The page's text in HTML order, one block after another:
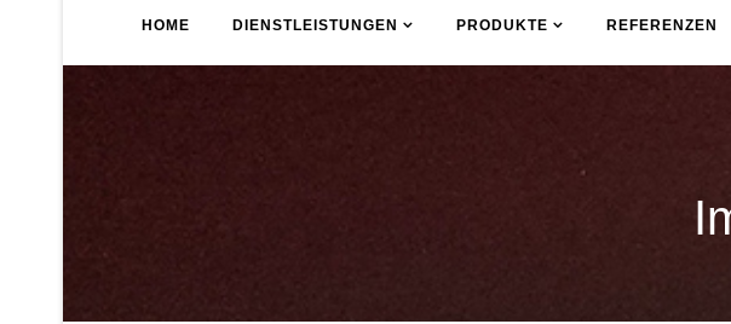
HOME DIENSTLEISTUNGEN PRODUKTE REFERENZEN